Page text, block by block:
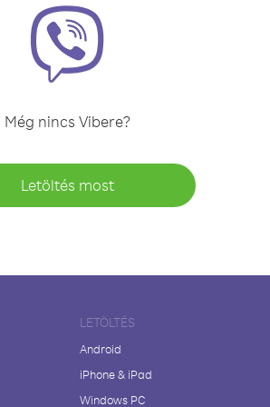
Még nincs Vibere?
Letöltés most
LETÖLTÉS
Android
iPhone & iPad
Windows PC